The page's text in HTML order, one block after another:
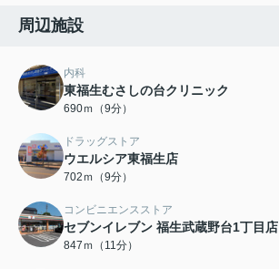
周辺施設
内科
東福生むさしの台クリニック
690ｍ（9分）
ドラッグストア
ウエルシア東福生店
702ｍ（9分）
コンビニエンスストア
セブンイレブン 福生武蔵野台1丁目店
847ｍ（11分）